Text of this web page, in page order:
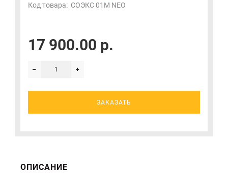
Код товара: СОЭКС 01М NEO
17 900.00 р.
ЗАКАЗАТЬ
ОПИСАНИЕ